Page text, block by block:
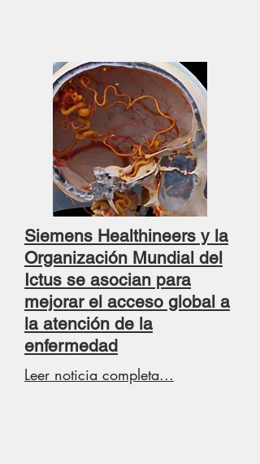
Siemens Healthineers y la
Organización Mundial del
Ictus se asocian para
mejorar el acceso global a
la atención de la
enfermedad
Leer noticia completa...